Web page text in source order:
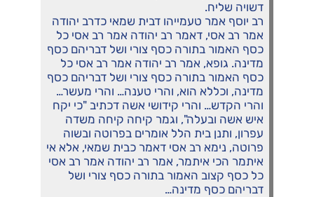
דשויה שליח.
רב יוסף אמר טעמייהו דבית שמאי כדרב יהודה
אמר רב אסי, דאמר רב יהודה אמר רב אסי כל
כסף האמור בתורה כסף צורי ושל דבריהם כסף
מדינה. גופא, אמר רב יהודה אמר רב אסי כל
כסף האמור בתורה כסף צורי ושל דבריהם כסף
מדינה, וכללא הוא, והרי טענה… והרי מעשר…
והרי הקדש… והרי קידושי אשה דכתיב "כי יקח
איש אשה ובעלה", וגמר קיחה קיחה משדה
עפרון, ותנן בית הלל אומרים בפרוטה ובשוה
פרוטה, נימא רב אסי דאמר כבית שמאי, אלא אי
איתמר הכי איתמר, אמר רב יהודה אמר רב אסי
כל כסף קצוב האמור בתורה כסף צורי ושל
דבריהם כסף מדינה…